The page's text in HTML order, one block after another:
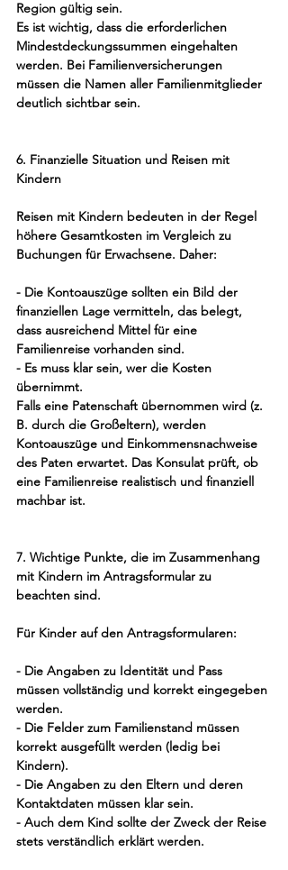
Region gültig sein.
Es ist wichtig, dass die erforderlichen
Mindestdeckungssummen eingehalten
werden. Bei Familienversicherungen
müssen die Namen aller Familienmitglieder
deutlich sichtbar sein.
6. Finanzielle Situation und Reisen mit
Kindern
Reisen mit Kindern bedeuten in der Regel
höhere Gesamtkosten im Vergleich zu
Buchungen für Erwachsene. Daher:
- Die Kontoauszüge sollten ein Bild der
finanziellen Lage vermitteln, das belegt,
dass ausreichend Mittel für eine
Familienreise vorhanden sind.
- Es muss klar sein, wer die Kosten
übernimmt.
Falls eine Patenschaft übernommen wird (z.
B. durch die Großeltern), werden
Kontoauszüge und Einkommensnachweise
des Paten erwartet. Das Konsulat prüft, ob
eine Familienreise realistisch und finanziell
machbar ist.
7. Wichtige Punkte, die im Zusammenhang
mit Kindern im Antragsformular zu
beachten sind.
Für Kinder auf den Antragsformularen:
- Die Angaben zu Identität und Pass
müssen vollständig und korrekt eingegeben
werden.
- Die Felder zum Familienstand müssen
korrekt ausgefüllt werden (ledig bei
Kindern).
- Die Angaben zu den Eltern und deren
Kontaktdaten müssen klar sein.
- Auch dem Kind sollte der Zweck der Reise
stets verständlich erklärt werden.